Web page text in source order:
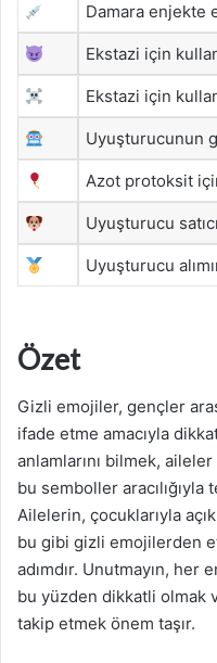
Damara enjekte
Ekstazi için
Ekstazi için
Uyuşturucunun
Azot protoksit
Uyuşturucu
Uyuşturucu
Özet
Gizli emojiler, gençler
ifade etme amacıyla
anlamlarını bilmek,
bu semboller
Ailelerin, çocuklarıyla
bu gibi gizli emojilerden
adımdır. Unutmayın,
bu yüzden dikkatli olmak
takip etmek önem taşır.